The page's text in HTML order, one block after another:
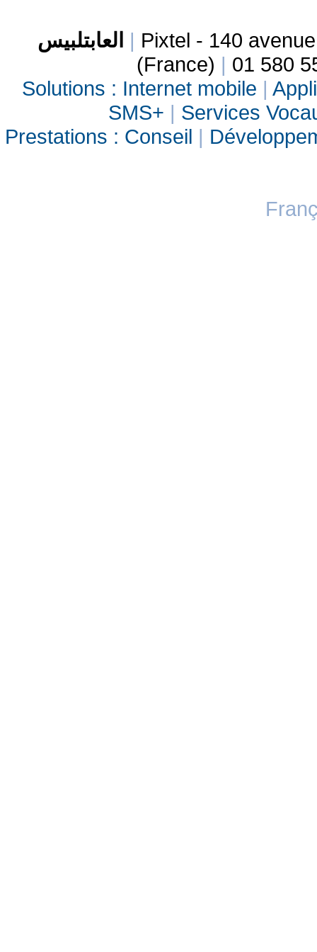
العابتلبيس | Pixtel - 140
(France) | 01 580
Solutions : Internet mobile |
SMS+ | Services
Prestations : Conseil |